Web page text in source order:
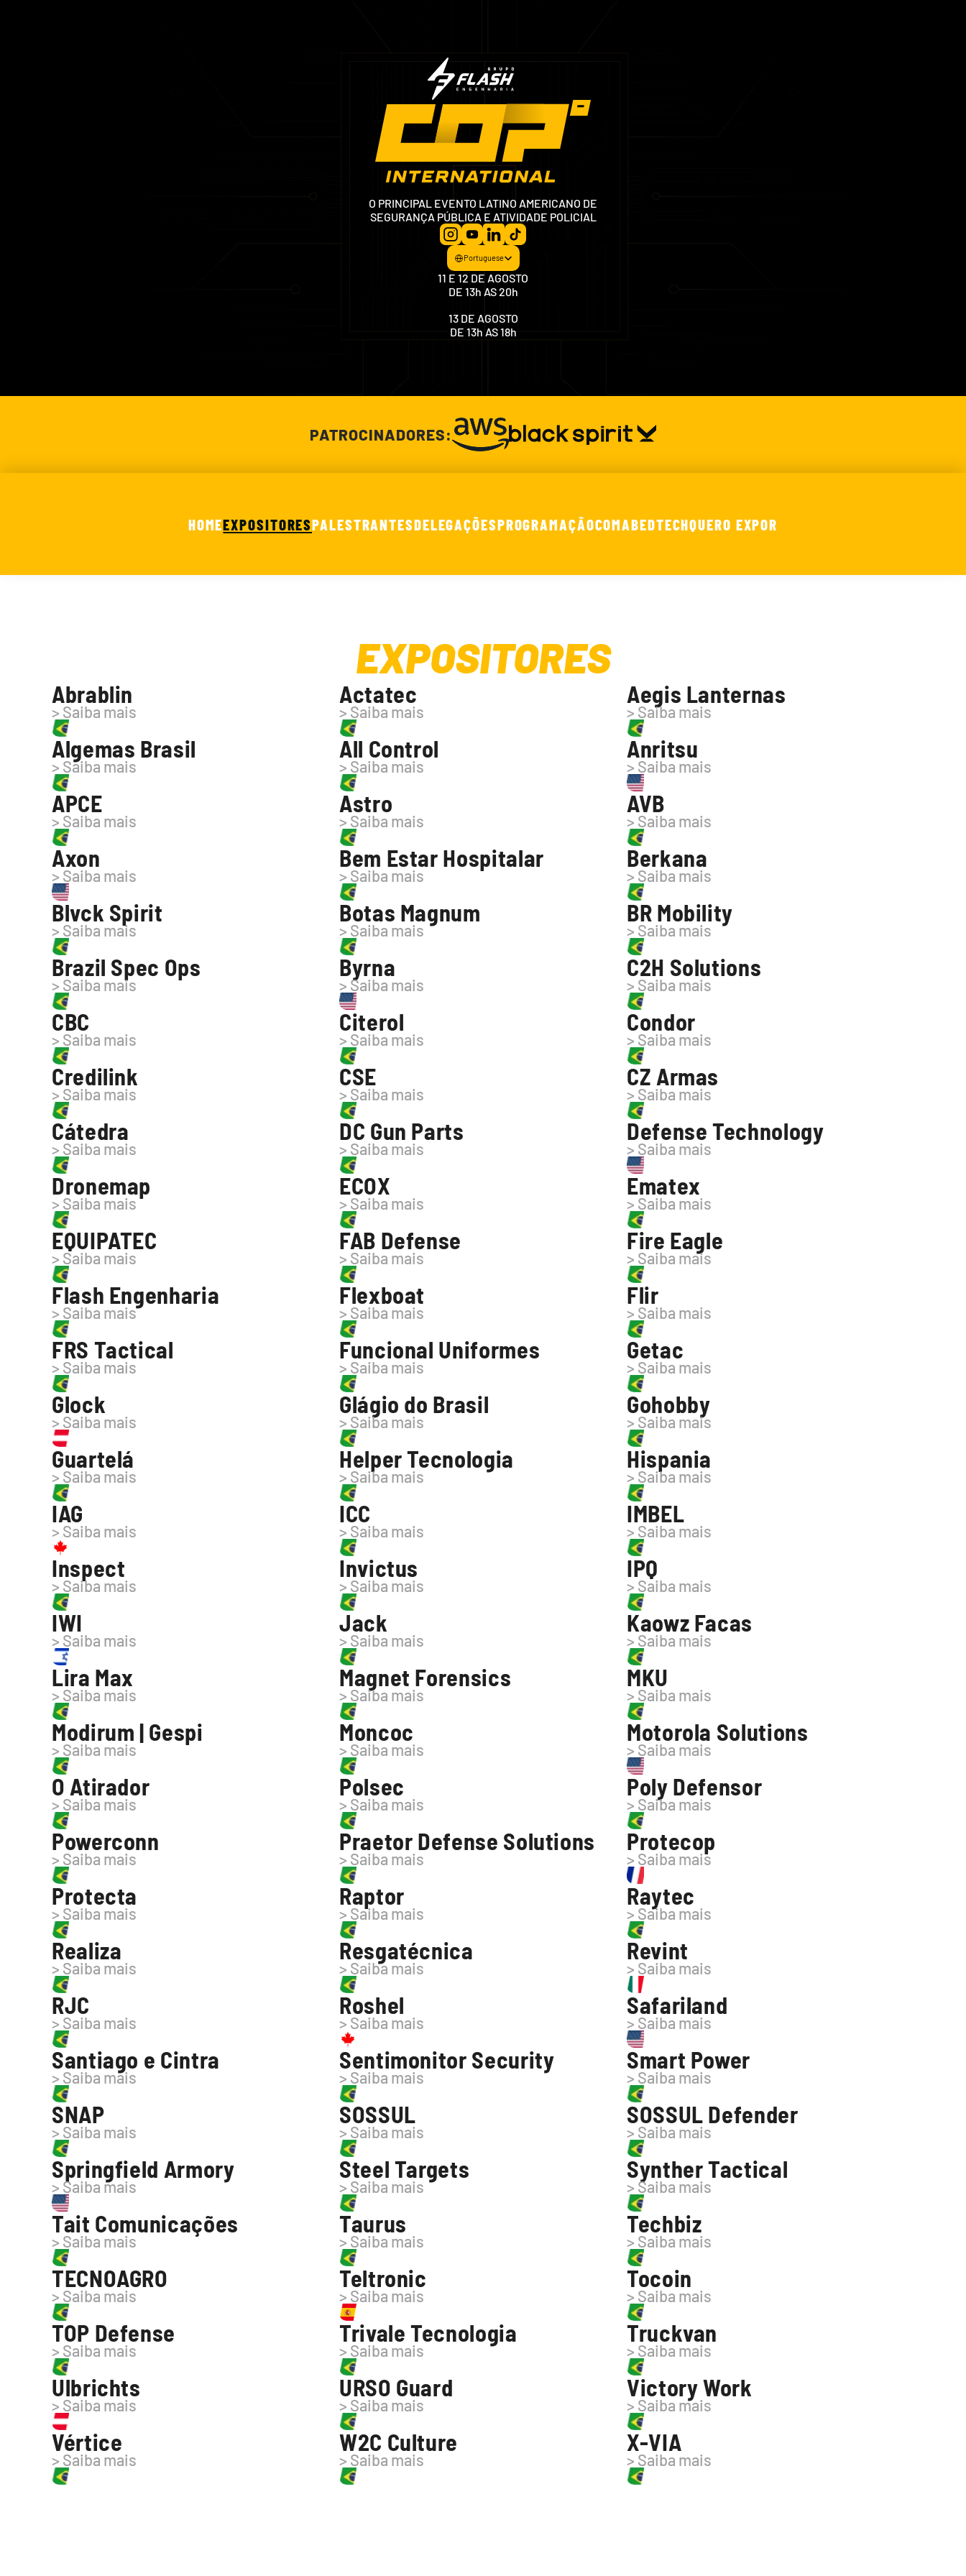
Select Language
Portuguese
11 E 12 DE AGOSTO
DE 13h AS 20h
13 DE AGOSTO
DE 13h AS 18h
O PRINCIPAL EVENTO LATINO AMERICANO DE
SEGURANÇA PÚBLICA E ATIVIDADE POLICIAL
PATROCINADORES:
HOMEEXPOSITORESPALESTRANTESDELEGAÇÕESPROGRAMAÇÃOCOMABEDTECHQUERO EXPOR
EXPOSITORES
Abrablin
> Saiba mais
Actatec
> Saiba mais
Aegis Lanternas
> Saiba mais
Algemas Brasil
> Saiba mais
All Control
> Saiba mais
Anritsu
> Saiba mais
APCE
> Saiba mais
Astro
> Saiba mais
AVB
> Saiba mais
Axon
> Saiba mais
Bem Estar Hospitalar
> Saiba mais
Berkana
> Saiba mais
Blvck Spirit
> Saiba mais
Botas Magnum
> Saiba mais
BR Mobility
> Saiba mais
Brazil Spec Ops
> Saiba mais
Byrna
> Saiba mais
C2H Solutions
> Saiba mais
CBC
> Saiba mais
Citerol
> Saiba mais
Condor
> Saiba mais
Credilink
> Saiba mais
CSE
> Saiba mais
CZ Armas
> Saiba mais
Cátedra
> Saiba mais
DC Gun Parts
> Saiba mais
Defense Technology
> Saiba mais
Dronemap
> Saiba mais
ECOX
> Saiba mais
Ematex
> Saiba mais
EQUIPATEC
> Saiba mais
FAB Defense
> Saiba mais
Fire Eagle
> Saiba mais
Flash Engenharia
> Saiba mais
Flexboat
> Saiba mais
Flir
> Saiba mais
FRS Tactical
> Saiba mais
Funcional Uniformes
> Saiba mais
Getac
> Saiba mais
Glock
> Saiba mais
Glágio do Brasil
> Saiba mais
Gohobby
> Saiba mais
Guartelá
> Saiba mais
Helper Tecnologia
> Saiba mais
Hispania
> Saiba mais
IAG
> Saiba mais
ICC
> Saiba mais
IMBEL
> Saiba mais
Inspect
> Saiba mais
Invictus
> Saiba mais
IPQ
> Saiba mais
IWI
> Saiba mais
Jack
> Saiba mais
Kaowz Facas
> Saiba mais
Lira Max
> Saiba mais
Magnet Forensics
> Saiba mais
MKU
> Saiba mais
Modirum | Gespi
> Saiba mais
Moncoc
> Saiba mais
Motorola Solutions
> Saiba mais
O Atirador
> Saiba mais
Polsec
> Saiba mais
Poly Defensor
> Saiba mais
Powerconn
> Saiba mais
Praetor Defense Solutions
> Saiba mais
Protecop
> Saiba mais
Protecta
> Saiba mais
Raptor
> Saiba mais
Raytec
> Saiba mais
Realiza
> Saiba mais
Resgatécnica
> Saiba mais
Revint
> Saiba mais
RJC
> Saiba mais
Roshel
> Saiba mais
Safariland
> Saiba mais
Santiago e Cintra
> Saiba mais
Sentimonitor Security
> Saiba mais
Smart Power
> Saiba mais
SNAP
> Saiba mais
SOSSUL
> Saiba mais
SOSSUL Defender
> Saiba mais
Springfield Armory
> Saiba mais
Steel Targets
> Saiba mais
Synther Tactical
> Saiba mais
Tait Comunicações
> Saiba mais
Taurus
> Saiba mais
Techbiz
> Saiba mais
TECNOAGRO
> Saiba mais
Teltronic
> Saiba mais
Tocoin
> Saiba mais
TOP Defense
> Saiba mais
Trivale Tecnologia
> Saiba mais
Truckvan
> Saiba mais
Ulbrichts
> Saiba mais
URSO Guard
> Saiba mais
Victory Work
> Saiba mais
Vértice
> Saiba mais
W2C Culture
> Saiba mais
X-VIA
> Saiba mais